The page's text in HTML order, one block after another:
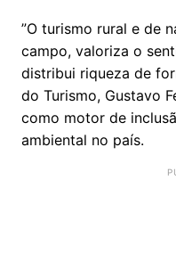
​”O turismo rural e de
campo, valoriza o
distribui riqueza de
do Turismo, Gustavo
como motor de
ambiental no país.